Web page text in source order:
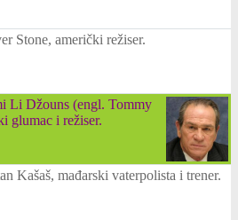
Stone, američki režiser.
Li Džouns (engl. Tommy
glumac i režiser.
Kašaš, mađarski vaterpolista i trener.